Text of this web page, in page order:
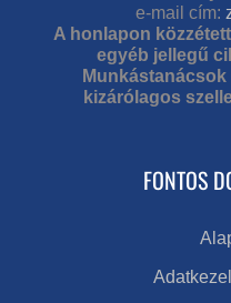
e-mail cím:
A honlapon
egyéb jellegű
kizárólagos
FONTOS